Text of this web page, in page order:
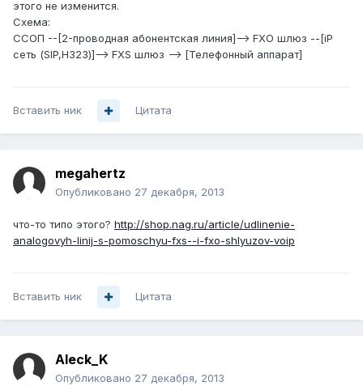
этого не изменится.
Схема:
ССОП --[2-проводная абонентская линия]--> FXO шлюз --[iP
сеть (SIP,H323)]--> FXS шлюз --> [Телефонный аппарат]
Вставить ник Цитата
megahertz
Опубликовано 27 декабря, 2013
что-то типо этого? http://shop.nag.ru/article/udlinenie-
analogovyh-linij-s-pomoschyu-fxs--i-fxo-shlyuzov-voip
Вставить ник Цитата
Aleck_K
Опубликовано 27 декабря, 2013